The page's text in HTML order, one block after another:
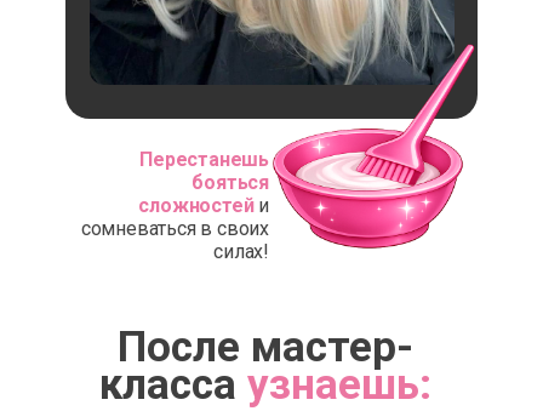
Перестанешь
бояться
сложностей и
сомневаться в своих
силах!
После мастер-
класса узнаешь: